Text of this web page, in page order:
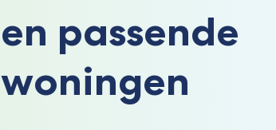
en passende
woningen